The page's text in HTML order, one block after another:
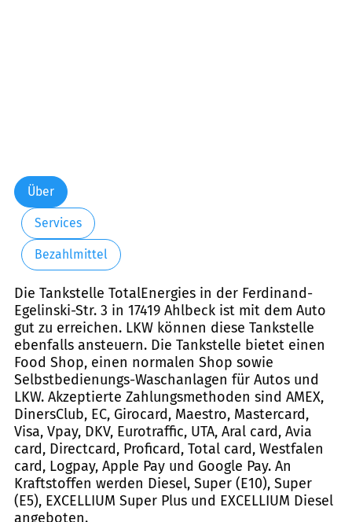
Über
Services
Bezahlmittel
Die Tankstelle TotalEnergies in der Ferdinand-
Egelinski-Str. 3 in 17419 Ahlbeck ist mit dem Auto
gut zu erreichen. LKW können diese Tankstelle
ebenfalls ansteuern. Die Tankstelle bietet einen
Food Shop, einen normalen Shop sowie
Selbstbedienungs-Waschanlagen für Autos und
LKW. Akzeptierte Zahlungsmethoden sind AMEX,
DinersClub, EC, Girocard, Maestro, Mastercard,
Visa, Vpay, DKV, Eurotraffic, UTA, Aral card, Avia
card, Directcard, Proficard, Total card, Westfalen
card, Logpay, Apple Pay und Google Pay. An
Kraftstoffen werden Diesel, Super (E10), Super
(E5), EXCELLIUM Super Plus und EXCELLIUM Diesel
angeboten.